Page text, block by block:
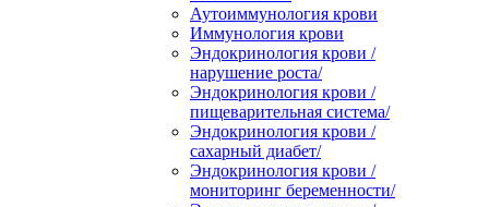
Аутоиммунология крови
Иммунология крови
Эндокринология крови /
нарушение роста/
Эндокринология крови /
пищеварительная система/
Эндокринология крови /
сахарный диабет/
Эндокринология крови /
мониторинг беременности/